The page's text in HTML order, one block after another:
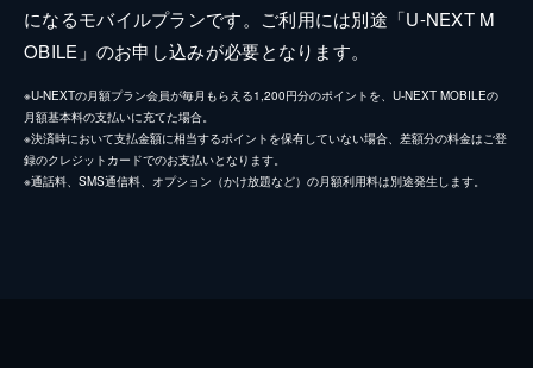
になるモバイルプランです。ご利用には別途「U-NEXT M
OBILE」のお申し込みが必要となります。
※U-NEXTの月額プラン会員が毎月もらえる1,200円分のポイントを、U-NEXT MOBILEの
月額基本料の支払いに充てた場合。
※決済時において支払金額に相当するポイントを保有していない場合、差額分の料金はご登
録のクレジットカードでのお支払いとなります。
※通話料、SMS通信料、オプション（かけ放題など）の月額利用料は別途発生します。